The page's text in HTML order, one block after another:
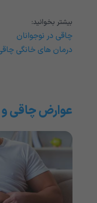
بیشتر بخوانید:
چاقی در نوجوانان
درمان های خانگی
عوارض چاقی